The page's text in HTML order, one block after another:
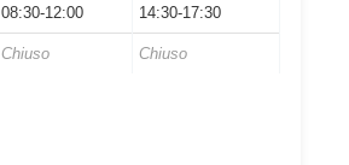
08:30-12:00 14:30-17:30
Chiuso Chiuso